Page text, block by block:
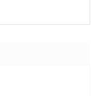
5 z 5 hvězdiček.